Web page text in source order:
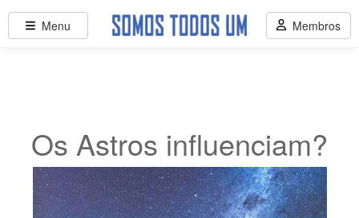
Os Astros influenciam?
Menu Membros